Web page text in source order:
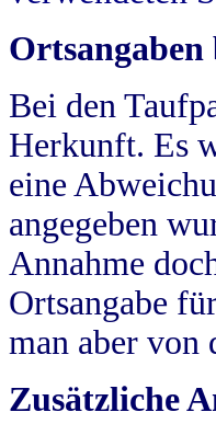
Ortsangaben
Bei den
Herkunft. Es
eine
angegeben
Annahme
Ortsangabe
man aber von
Zusätzliche